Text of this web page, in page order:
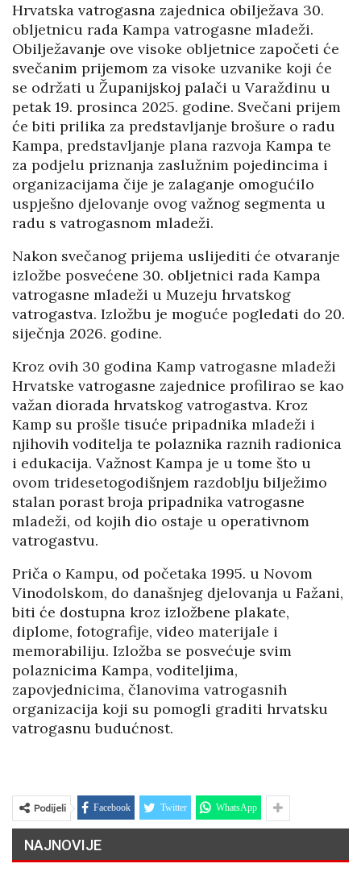
Hrvatska vatrogasna zajednica obilježava 30.
obljetnicu rada Kampa vatrogasne mladeži.
Obilježavanje ove visoke obljetnice započeti će
svečanim prijemom za visoke uzvanike koji će
se održati u Županijskoj palači u Varaždinu u
petak 19. prosinca 2025. godine. Svečani prijem
će biti prilika za predstavljanje brošure o radu
Kampa, predstavljanje plana razvoja Kampa te
za podjelu priznanja zaslužnim pojedincima i
organizacijama čije je zalaganje omogućilo
uspješno djelovanje ovog važnog segmenta u
radu s vatrogasnom mladeži.
Nakon svečanog prijema uslijediti će otvaranje
izložbe posvećene 30. obljetnici rada Kampa
vatrogasne mladeži u Muzeju hrvatskog
vatrogastva. Izložbu je moguće pogledati do 20.
siječnja 2026. godine.
Kroz ovih 30 godina Kamp vatrogasne mladeži
Hrvatske vatrogasne zajednice profilirao se kao
važan diorada hrvatskog vatrogastva. Kroz
Kamp su prošle tisuće pripadnika mladeži i
njihovih voditelja te polaznika raznih radionica
i edukacija. Važnost Kampa je u tome što u
ovom tridesetogodišnjem razdoblju bilježimo
stalan porast broja pripadnika vatrogasne
mladeži, od kojih dio ostaje u operativnom
vatrogastvu.
Priča o Kampu, od početaka 1995. u Novom
Vinodolskom, do današnjeg djelovanja u Fažani,
biti će dostupna kroz izložbene plakate,
diplome, fotografije, video materijale i
memorabiliju. Izložba se posvećuje svim
polaznicima Kampa, voditeljima,
zapovjednicima, članovima vatrogasnih
organizacija koji su pomogli graditi hrvatsku
vatrogasnu budućnost.
Podijeli Facebook Twitter WhatsApp
NAJNOVIJE